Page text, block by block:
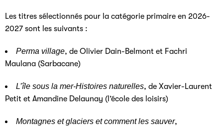
Les titres sélectionnés pour la catégorie primaire en 2026-
2027 sont les suivants :
Perma village, de Olivier Dain-Belmont et Fachri
Maulana (Sarbacane)
L’île sous la mer-Histoires naturelles, de Xavier-Laurent
Petit et Amandine Delaunay (l’école des loisirs)
Montagnes et glaciers et comment les sauver,